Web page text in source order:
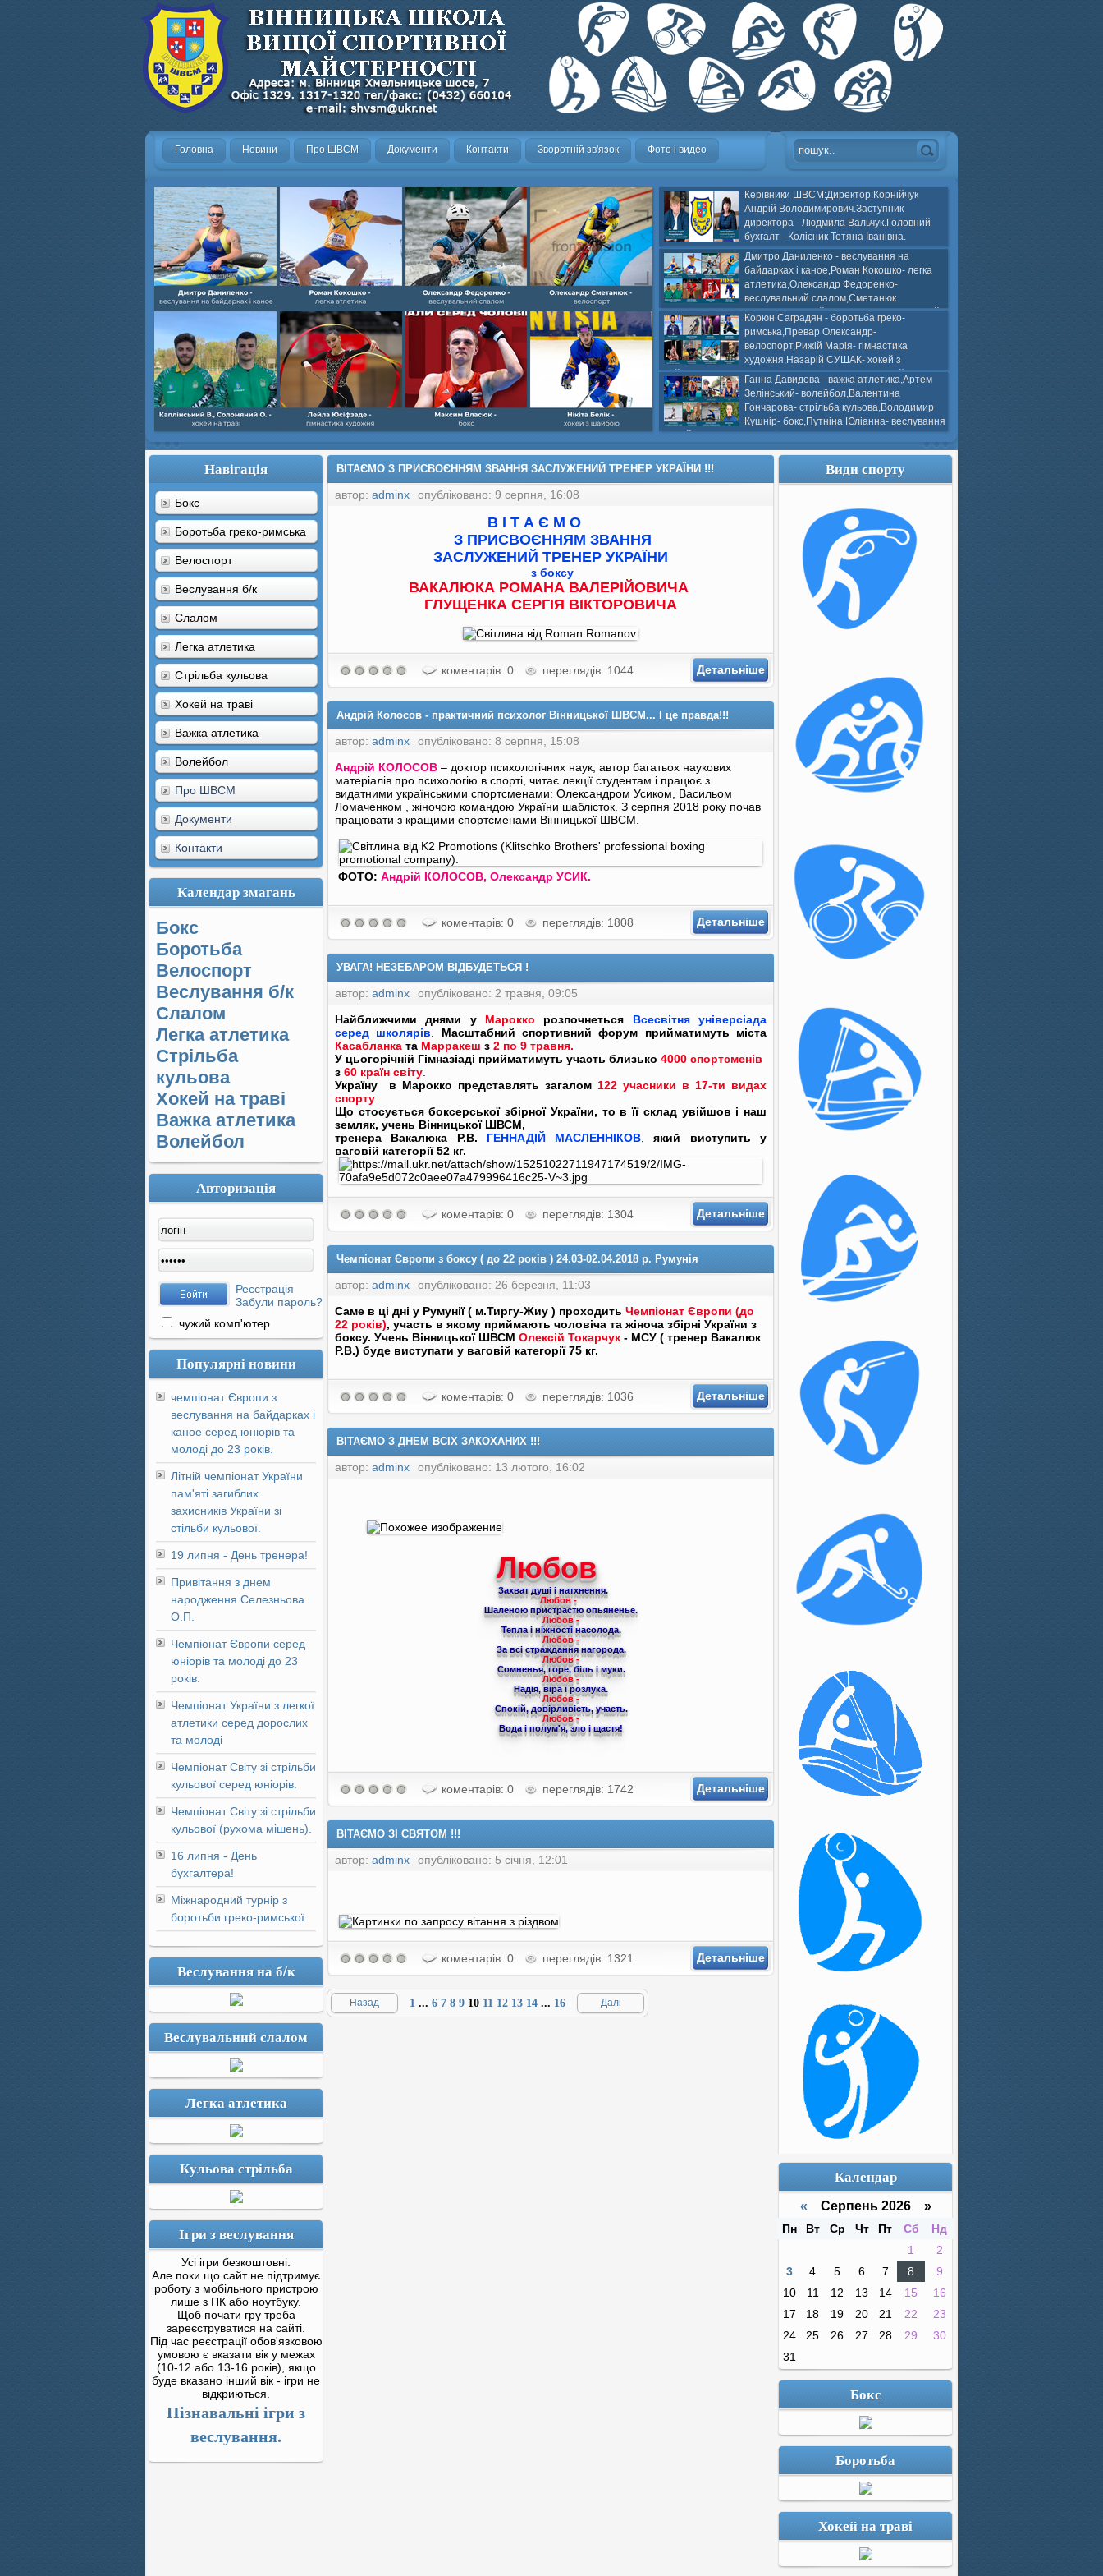
Головна Новини Про ШВСМ Документи Контакти Зворотній зв'язок Фото і видео
Керівники ШВСМ:Директор:Корнійчук
Андрій Володимирович.Заступник
директора - Людмила Вальчук.Головний
бухгалт - Колісник Тетяна Іванівна.
Дмитро Даниленко - веслування на
байдарках і каное,Роман Кокошко- легка
атлетика,Олександр Федоренко-
веслувальний слалом,Сметанюк
Олександр- велоспорт,Каплінський Володимир, Соломяний
Олександр- хокей на траві,Лейла Юсіфзаде- гімнастика
художня,Максим Власюк- бокс,Нікіта БЕЛІК- хокей з шайбою.
Корюн Саградян - боротьба греко-
римська,Превар Олександр-
велоспорт,Рижій Марія- гімнастика
художня,Назарій СУШАК- хокей з
шайбою,Ігор Бичков- боротьба греко-римська,Сергій
Колісник- важка атлетика,Вікторія Добротворська-
веслвальний слалом,Валерія Якушева - волейбол.
Ганна Давидова - важка атлетика,Артем
Зелінський- волейбол,Валентина
Гончарова- стрільба кульова,Володимир
Кушнір- бокс,Путніна Юліанна- веслування
на байдарках і каное,Моїсеєнко Марія- стрільба
кульова,Селезньов Г. веслування на байдарках і
каное,Максим Чекін- бокс.
Навігація
Бокс
Боротьба греко-римська
Велоспорт
Веслування б/к
Cлалом
Легка атлетика
Стрільба кульова
Хокей на траві
Важка атлетика
Волейбол
Про ШВСМ
Документи
Контакти
Календар змагань
Бокс
Боротьба
Велоспорт
Веслування б/к
Cлалом
Легка атлетика
Стрільба
кульова
Хокей на траві
Важка атлетика
Волейбол
Авторизація
Реєстрація
Забули пароль?
чужий комп'ютер
Популярні новини
чемпіонат Європи з
веслування на байдарках і
каное серед юніорів та
молоді до 23 років.
Літній чемпіонат України
пам'яті загиблих
захисників України зі
стільби кульової.
19 липня - День тренера!
Привітання з днем
народження Селезньова
О.П.
Чемпіонат Європи серед
юніорів та молоді до 23
років.
Чемпіонат України з легкої
атлетики серед дорослих
та молоді
Чемпіонат Світу зі стрільби
кульової серед юніорів.
Чемпіонат Світу зі стрільби
кульової (рухома мішень).
16 липня - День
бухгалтера!
Міжнародний турнір з
боротьби греко-римської.
Веслування на б/к
Веслувальний слалом
Легка атлетика
Кульова стрільба
Ігри з веслування
Усі ігри безкоштовні.
Але поки що сайт не підтримує
роботу з мобільного пристрою
лише з ПК або ноутбуку.
Щоб почати гру треба
зареєструватися на сайті.
Під час реєстрації обов'язковою
умовою є вказати вік у межах
(10-12 або 13-16 років), якщо
буде вказано інший вік - ігри не
відкриються.
Пізнавальні ігри з
веслування.
ВІТАЄМО З ПРИСВОЄННЯМ ЗВАННЯ ЗАСЛУЖЕНИЙ ТРЕНЕР УКРАЇНИ !!!
автор: adminx опубліковано: 9 серпня, 16:08
В І Т А Є М О
З ПРИСВОЄННЯМ ЗВАННЯ
ЗАСЛУЖЕНИЙ ТРЕНЕР УКРАЇНИ
з боксу
ВАКАЛЮКА РОМАНА ВАЛЕРІЙОВИЧА
ГЛУЩЕНКА СЕРГІЯ ВІКТОРОВИЧА
коментарів: 0 переглядів: 1044 Детальніше
Андрій Колосов - практичний психолог Вінницької ШВСМ... І це правда!!!
автор: adminx
опубліковано: 8 серпня, 15:08
Андрій КОЛОСОВ – доктор психологічних наук, автор багатьох наукових
матеріалів про психологію в спорті, читає лекції студентам і працює з
видатними українськими спортсменами: Олександром Усиком, Васильом
Ломаченком , жіночою командою України шаблісток. З серпня 2018 року почав
працювати з кращими спортсменами Вінницької ШВСМ.
ФОТО: Андрій КОЛОСОВ, Олександр УСИК.
коментарів: 0 переглядів: 1808 Детальніше
УВАГА! НЕЗЕБАРОМ ВІДБУДЕТЬСЯ !
автор: adminx
опубліковано: 2 травня, 09:05
Найближчими днями у Марокко розпочнеться Всесвітня універсіада
серед школярів
Масштабний спортивний форум прийматимуть міста
Касабланка та Марракеш з 2 по 9 травня.
У цьогорічній Гімназіаді прийматимуть участь близько 4000 спортсменів
з 60 країн світу
Україну в Марокко представлять загалом 122 учасники в 17-ти видах
спорту
Що стосується боксерської збірної України, то в її склад увійшов і наш
земляк, учень Вінницької ШВСМ,
тренера Вакалюка Р.В. ГЕННАДІЙ МАСЛЕННІКОВ
який виступить у
ваговій категорії 52 кг.
коментарів: 0 переглядів: 1304 Детальніше
Чемпіонат Європи з боксу ( до 22 років ) 24.03-02.04.2018 р. Румунія
автор: adminx
опубліковано: 26 березня, 11:03
Cаме в ці дні у Румунії ( м.Тиргу-Жиу ) проходить Чемпіонат Європи (до
22 років), участь в якому приймають чоловіча та жіноча збірні України з
боксу. Учень Вінницької ШВСМ Олексій Токарчук - МСУ ( тренер Вакалюк
Р.В.) буде виступати у ваговій категорії 75 кг.
коментарів: 0 переглядів: 1036 Детальніше
ВІТАЄМО З ДНЕМ ВСІХ ЗАКОХАНИХ !!!
автор: adminx опубліковано: 13 лютого, 16:02
Любов
Захват душі і натхнення.
Любов -
Шаленою пристрастю опьяненье.
Любов -
Тепла і ніжності насолода.
Любов -
За всі страждання нагорода.
Любов -
Сомненья, горе, біль і муки.
Любов -
Надія, віра і розлука.
Любов -
Спокій, довірливість, участь.
Любов -
Вода і полум'я, зло і щастя!
коментарів: 0 переглядів: 1742 Детальніше
ВІТАЄМО ЗІ СВЯТОМ !!!
автор: adminx опубліковано: 5 січня, 12:01
коментарів: 0 переглядів: 1321 Детальніше
Назад 1 ... 6 7 8 9 10 11 12 13 14 ... 16 Далі
Види спорту
Календар
« Серпень 2026 »
Пн Вт Ср Чт Пт Сб
Нд
1
2
3
4 5 6 7 8
9
10
11 12 13 14 15
16
17
18 19 20 21 22
23
24
25 26 27 28 29
30
31
Бокс
Боротьба
Хокей на траві